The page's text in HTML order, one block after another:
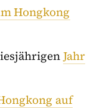
Hongkong
Jahr
auf